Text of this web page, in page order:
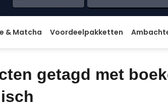
& Matcha Voordeelpakketten
getagd met